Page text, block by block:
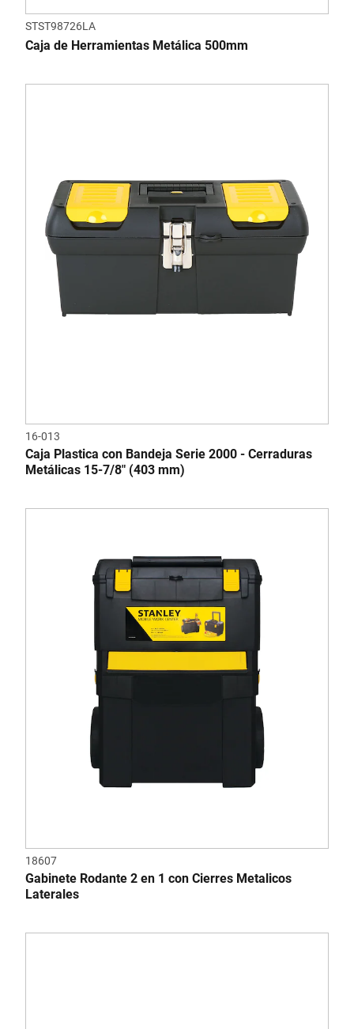
STST98726LA
Caja de Herramientas Metálica 500mm
16-013
Caja Plastica con Bandeja Serie 2000 - Cerraduras
Metálicas 15-7/8" (403 mm)
18607
Gabinete Rodante 2 en 1 con Cierres Metalicos
Laterales